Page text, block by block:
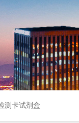
测卡试剂盒